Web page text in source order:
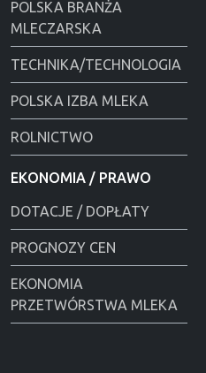
POLSKA BRANŻA
MLECZARSKA
TECHNIKA/TECHNOLOGIA
POLSKA IZBA MLEKA
ROLNICTWO
EKONOMIA / PRAWO
DOTACJE / DOPŁATY
PROGNOZY CEN
EKONOMIA
PRZETWÓRSTWA MLEKA